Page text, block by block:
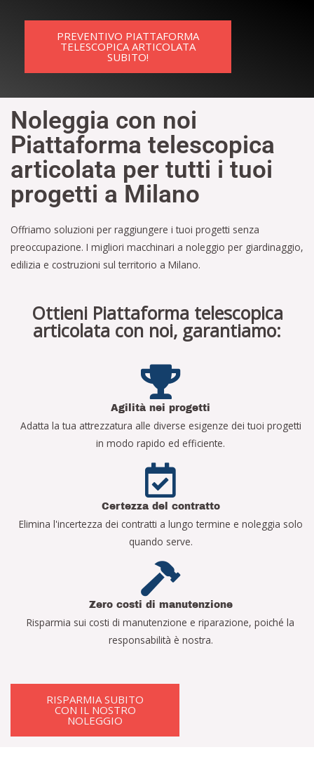
PREVENTIVO PIATTAFORMA
TELESCOPICA ARTICOLATA
SUBITO!
Noleggia con noi
Piattaforma telescopica
articolata per tutti i tuoi
progetti a Milano
Offriamo soluzioni per raggiungere i tuoi progetti senza
preoccupazione. I migliori macchinari a noleggio per giardinaggio,
edilizia e costruzioni sul territorio a Milano.
Ottieni Piattaforma telescopica
articolata con noi, garantiamo:
Agilità nei progetti
Adatta la tua attrezzatura alle diverse esigenze dei tuoi progetti
in modo rapido ed efficiente.
Certezza del contratto
Elimina l'incertezza dei contratti a lungo termine e noleggia solo
quando serve.
Zero costi di manutenzione
Risparmia sui costi di manutenzione e riparazione, poiché la
responsabilità è nostra.
RISPARMIA SUBITO
CON IL NOSTRO
NOLEGGIO